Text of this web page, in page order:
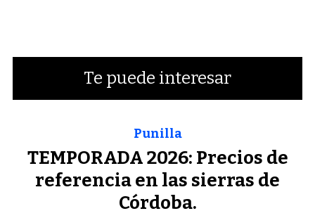
Te puede interesar
TEMPORADA 2026: Precios de
referencia en las sierras de
Córdoba.
Punilla